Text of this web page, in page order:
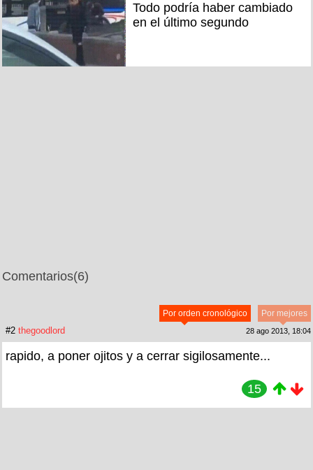
Todo podría haber cambiado
en el último segundo
Comentarios(6)
Por mejores
Por orden cronológico
#2 thegoodlord 28 ago 2013, 18:04
rapido, a poner ojitos y a cerrar sigilosamente...
15